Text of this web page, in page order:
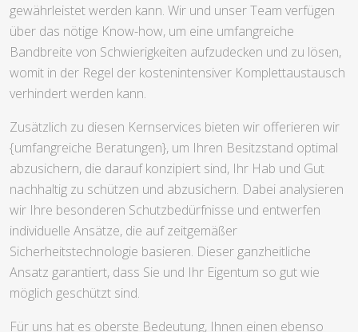
gewährleistet werden kann. Wir und unser Team verfügen
über das nötige Know-how, um eine umfangreiche
Bandbreite von Schwierigkeiten aufzudecken und zu lösen,
womit in der Regel der kostenintensiver Komplettaustausch
verhindert werden kann.
Zusätzlich zu diesen Kernservices bieten wir offerieren wir
{umfangreiche Beratungen}, um Ihren Besitzstand optimal
abzusichern, die darauf konzipiert sind, Ihr Hab und Gut
nachhaltig zu schützen und abzusichern. Dabei analysieren
wir Ihre besonderen Schutzbedürfnisse und entwerfen
individuelle Ansätze, die auf zeitgemäßer
Sicherheitstechnologie basieren. Dieser ganzheitliche
Ansatz garantiert, dass Sie und Ihr Eigentum so gut wie
möglich geschützt sind.
Für uns hat es oberste Bedeutung, Ihnen einen ebenso